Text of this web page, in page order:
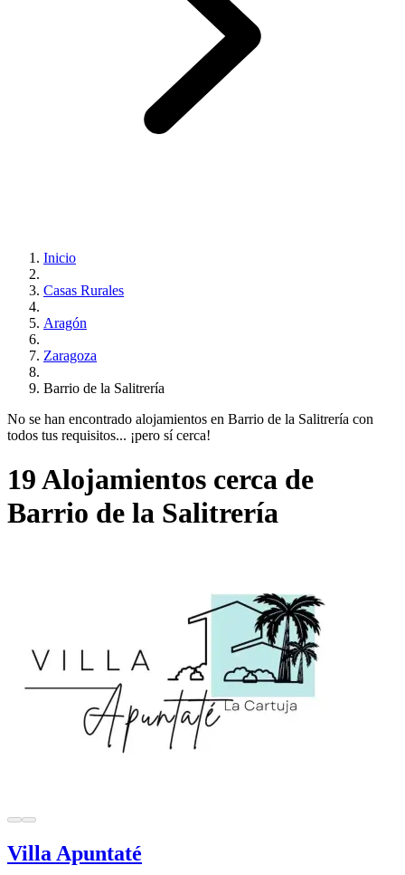
Inicio
Casas Rurales
Aragón
Zaragoza
Barrio de la Salitrería
No se han encontrado alojamientos en Barrio de la Salitrería con
todos tus requisitos... ¡pero sí cerca!
19 Alojamientos cerca de
Barrio de la Salitrería
Villa Apuntaté